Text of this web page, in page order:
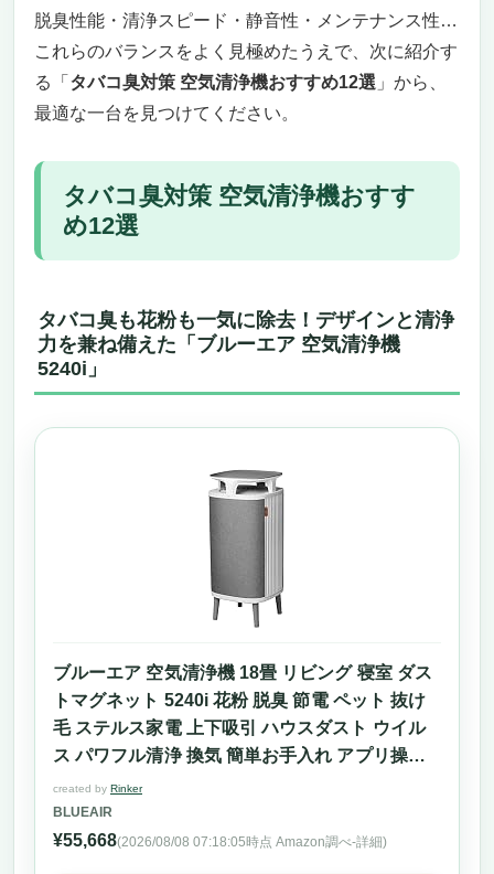
この商品、どんな人におすすめ？
脱臭性能・清浄スピード・静音性・メンテナンス性…
これらのバランスをよく見極めたうえで、次に紹介す
る「 タバコ臭対策 空気清浄機おすすめ12選 」から、
最適な一台を見つけてください。
タバコ臭対策 空気清浄機おすす
め12選
タバコ臭も花粉も一気に除去！デザインと清浄
力を兼ね備えた「ブルーエア 空気清浄機
5240i」
ブルーエア 空気清浄機 18畳 リビング 寝室 ダス
トマグネット 5240i 花粉 脱臭 節電 ペット 抜け
毛 ステルス家電 上下吸引 ハウスダスト ウイル
ス パワフル清浄 換気 簡単お手入れ アプリ操作
グレー
created by Rinker
BLUEAIR
¥55,668(2026/08/08 07:18:05時点 Amazon調べ-詳細)